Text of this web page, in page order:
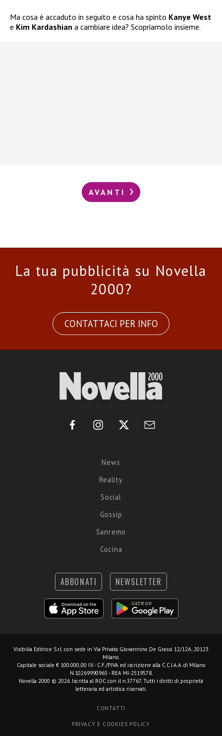
Ma cosa è accaduto in seguito e cosa ha spinto Kanye West
e Kim Kardashian a cambiare idea? Scopriamolo insieme.
AVANTI
La tua pubblicità su Novella
2000?
CONTATTACI PER INFO
News
Reality
Social
Gossip
Sanremo
Cucina
ABBONATI NEWSLETTER
Visibilia Editrice S.r.l. con sede in Via Privata Giovannino De Grassi 12/12A, 20123
Milano.
Capitale sociale € 100.000,00 I.V. - C.F./P.IVA ed iscrizione alla C.C.I.A.A. di Milano
N.10269990965 - REA MI-2519578.
Novella 2000 © 2026. Iscritta al ROC con il n.37767. Tutti i diritti di proprietà
letteraria ed artistica riservati.
CONTATTI
PRIVACY E COOKIES POLICY